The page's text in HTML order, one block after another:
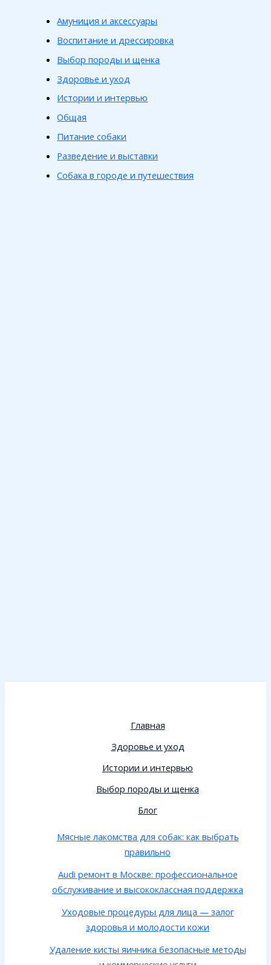
Амуниция и аксессуары
Воспитание и дрессировка
Выбор породы и щенка
Здоровье и уход
Истории и интервью
Общая
Питание собаки
Разведение и выставки
Собака в городе и путешествия
Главная
Здоровье и уход
Истории и интервью
Выбор породы и щенка
Блог
Мясные лакомства для собак: как выбрать
правильно
Audi ремонт в Москве: профессиональное
обслуживание и высококлассная поддержка
Уходовые процедуры для лица — залог
здоровья и молодости кожи
Удаление кисты яичника безопасные методы